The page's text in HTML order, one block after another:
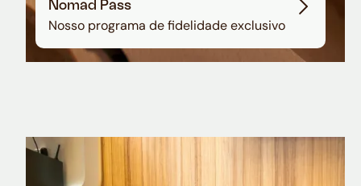
Nomad Pass
Nosso programa de fidelidade exclusivo